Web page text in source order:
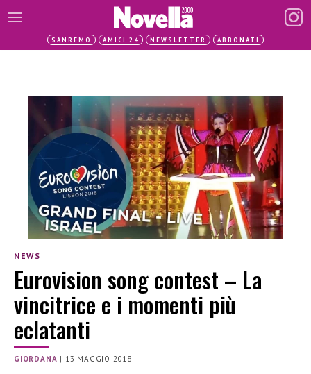
SANREMO AMICI 24 NEWSLETTER ABBONATI
NEWS
Eurovision song contest – La
vincitrice e i momenti più
eclatanti
GIORDANA | 13 MAGGIO 2018